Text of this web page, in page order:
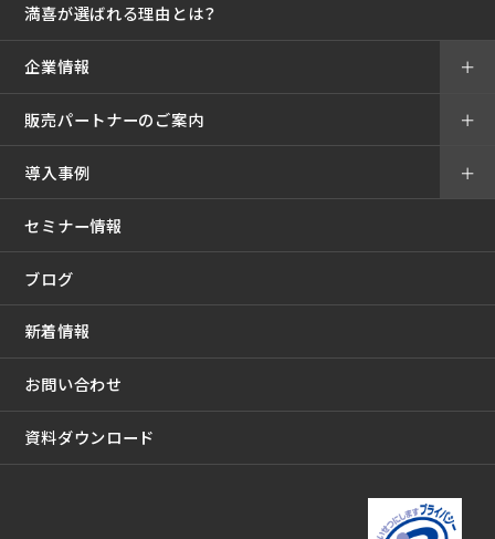
満喜が選ばれる理由とは？
企業情報 ＋
販売パートナーのご案内 ＋
導入事例
セミナー情報
＋
ブログ
新着情報
お問い合わせ
資料ダウンロード